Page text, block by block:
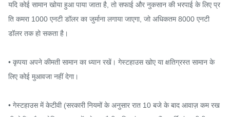
यदि कोई सामान खोया हुआ पाया जाता है, तो सफाई और नुकसान की भरपाई के लिए प्र
ति कमरा 1000 एनटी डॉलर का जुर्माना लगाया जाएगा, जो अधिकतम 8000 एनटी
डॉलर तक हो सकता है।
• कृपया अपने कीमती सामान का ध्यान रखें। गेस्टहाउस खोए या क्षतिग्रस्त सामान के
लिए कोई मुआवजा नहीं देगा।
• गेस्टहाउस में केटीवी (सरकारी नियमों के अनुसार रात 10 बजे के बाद आवाज़ कम रख